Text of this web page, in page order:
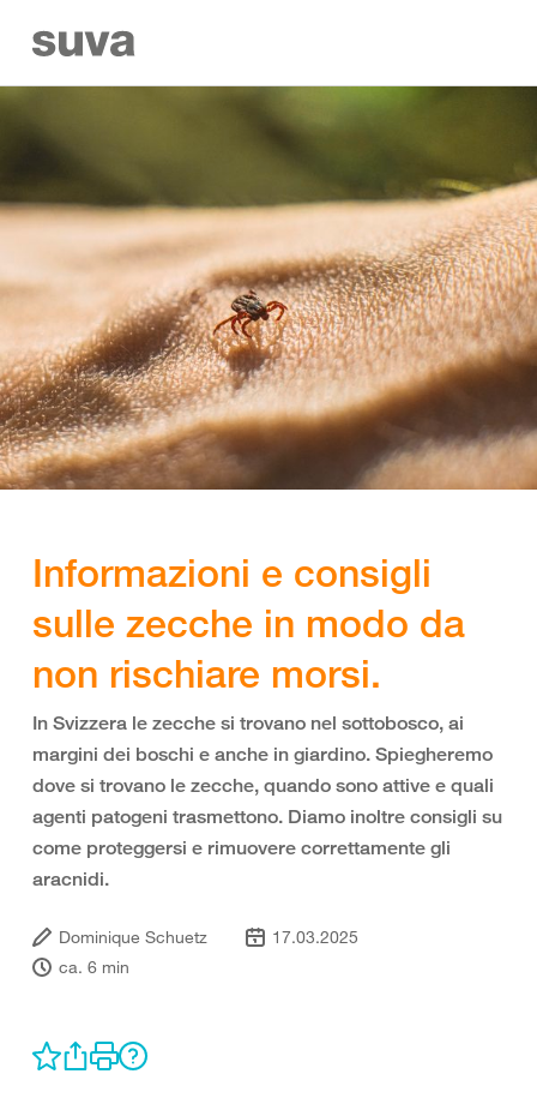
Informazioni e consigli
sulle zecche in modo da
non rischiare morsi.
In Svizzera le zecche si trovano nel sottobosco, ai
margini dei boschi e anche in giardino. Spiegheremo
dove si trovano le zecche, quando sono attive e quali
agenti patogeni trasmettono. Diamo inoltre consigli su
come proteggersi e rimuovere correttamente gli
aracnidi.
Dominique Schuetz
17.03.2025
ca. 6 min